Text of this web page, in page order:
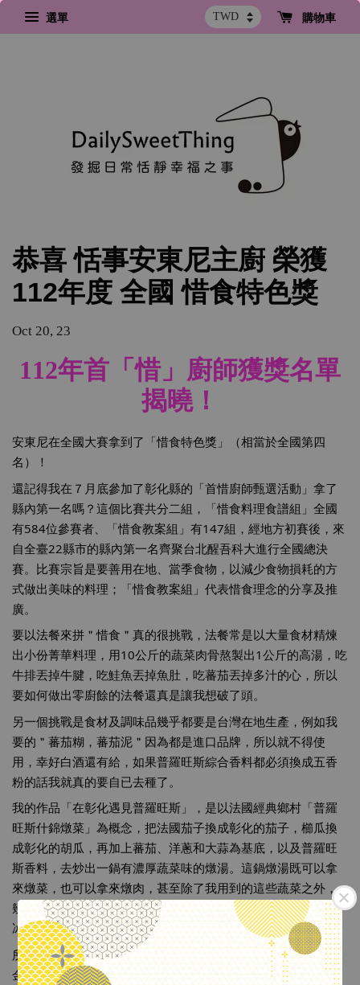
選單 購物車
恭喜 恬事安東尼主廚 榮獲
112年度 全國 惜食特色獎
Oct 20, 23
112年首「惜」廚師獲獎名單
揭曉！
安東尼在全國大賽拿到了「惜食特色獎」（相當於全國第四
名）！
還記得我在７月底參加了彰化縣的「首惜廚師甄選活動」拿了
縣內第一名嗎？這個比賽共分二組，「惜食料理食譜組」全國
有584位參賽者、「惜食教案組」有147組，經地方初賽後，來
自全臺22縣市的縣內第一名齊聚台北醒吾科大進行全國總決
賽。比賽宗旨是要善用在地、當季食物，以減少食物損耗的方
式做出美味的料理；「惜食教案組」代表惜食理念的分享及推
廣。
要以法餐來拼＂惜食＂真的很挑戰，法餐常是以大量食材精煉
出小份菁華料理，用10公斤的蔬菜肉骨熬製出1公斤的高湯，吃
牛排丟掉牛腱，吃鮭魚丟掉魚肚，吃蕃茄丟掉多汁的心，所以
要如何做出零廚餘的法餐還真是讓我想破了頭。
另一個挑戰是食材及調味品幾乎都要是台灣在地生產，例如我
要的＂蕃茄糊，蕃茄泥＂因為都是進口品牌，所以就不得使
用，幸好白酒還有給，如果普羅旺斯綜合香料都必須換成五香
粉的話我就真的要自已去種了。
我的作品「在彰化遇見普羅旺斯」，是以法國經典鄉村「普羅
旺斯什錦燉菜」為概念，把法國茄子換成彰化的茄子，櫛瓜換
成彰化的胡瓜，再加上蕃茄、洋蔥和大蒜為基底，以及普羅旺
斯香料，去炒出一鍋有濃厚蔬菜味的燉湯。這鍋燉湯既可以拿
來燉菜，也可以拿來燉肉，甚至除了我用到的這些蔬菜之外，
幾乎任何菜都可以加入燉鍋，可以說是一道人人都可以做的清
冰箱料理。
所以擺盤時，我菜的主體就是這些切成圓片的燉菜去堆疊成的
金字塔，而肉是以豬絞肉加上蔬菜下腳料去做成漢堡排，先煎